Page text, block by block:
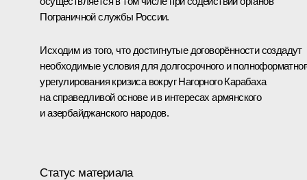
Пограничной службы России.
Исходим из того, что достигнутые договорённости создадут
необходимые условия для долгосрочного и
урегулирования кризиса вокруг Нагорного Карабаха
на справедливой основе и в интересах армянского
и азербайджанского народов.
Статус материала